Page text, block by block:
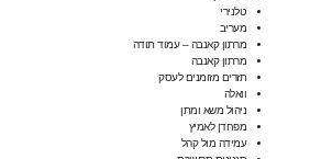
טלנירי
מעריב
מרתון קאנבה – עמוד תודה
מרתון קאנבה
תזרים מזומנים לעסק
וואלה
ניהול משא ומתן
מפחדן לאמיץ
עמידה מול קהל